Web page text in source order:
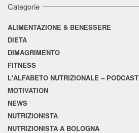
Categorie
ALIMENTAZIONE & BENESSERE
DIETA
DIMAGRIMENTO
FITNESS
L'ALFABETO NUTRIZIONALE – PODCAST
MOTIVATION
NEWS
NUTRIZIONISTA
NUTRIZIONISTA A BOLOGNA